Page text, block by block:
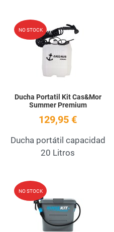
Add to Wishlist
Quick View
NO STOCK
Ducha Portatil Kit Cas&Mor
Summer Premium
129,95 €
Ducha portátil capacidad
20 Litros
Add to Wishlist
Quick View
NO STOCK